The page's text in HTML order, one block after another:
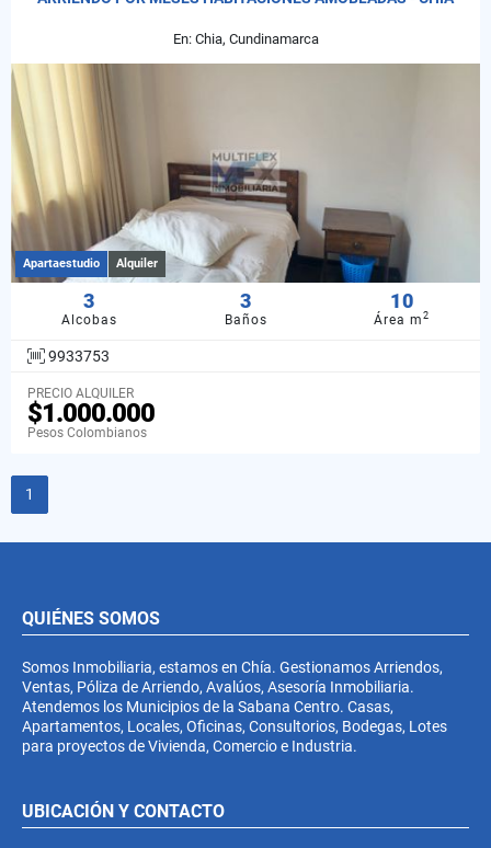
En: Chia, Cundinamarca
Apartaestudio Alquiler
3
Alcobas
3
Baños
10
Área m2
9933753
PRECIO ALQUILER
$1.000.000
Pesos Colombianos
1
QUIÉNES SOMOS
Somos Inmobiliaria, estamos en Chía. Gestionamos Arriendos,
Ventas, Póliza de Arriendo, Avalúos, Asesoría Inmobiliaria.
Atendemos los Municipios de la Sabana Centro. Casas,
Apartamentos, Locales, Oficinas, Consultorios, Bodegas, Lotes
para proyectos de Vivienda, Comercio e Industria.